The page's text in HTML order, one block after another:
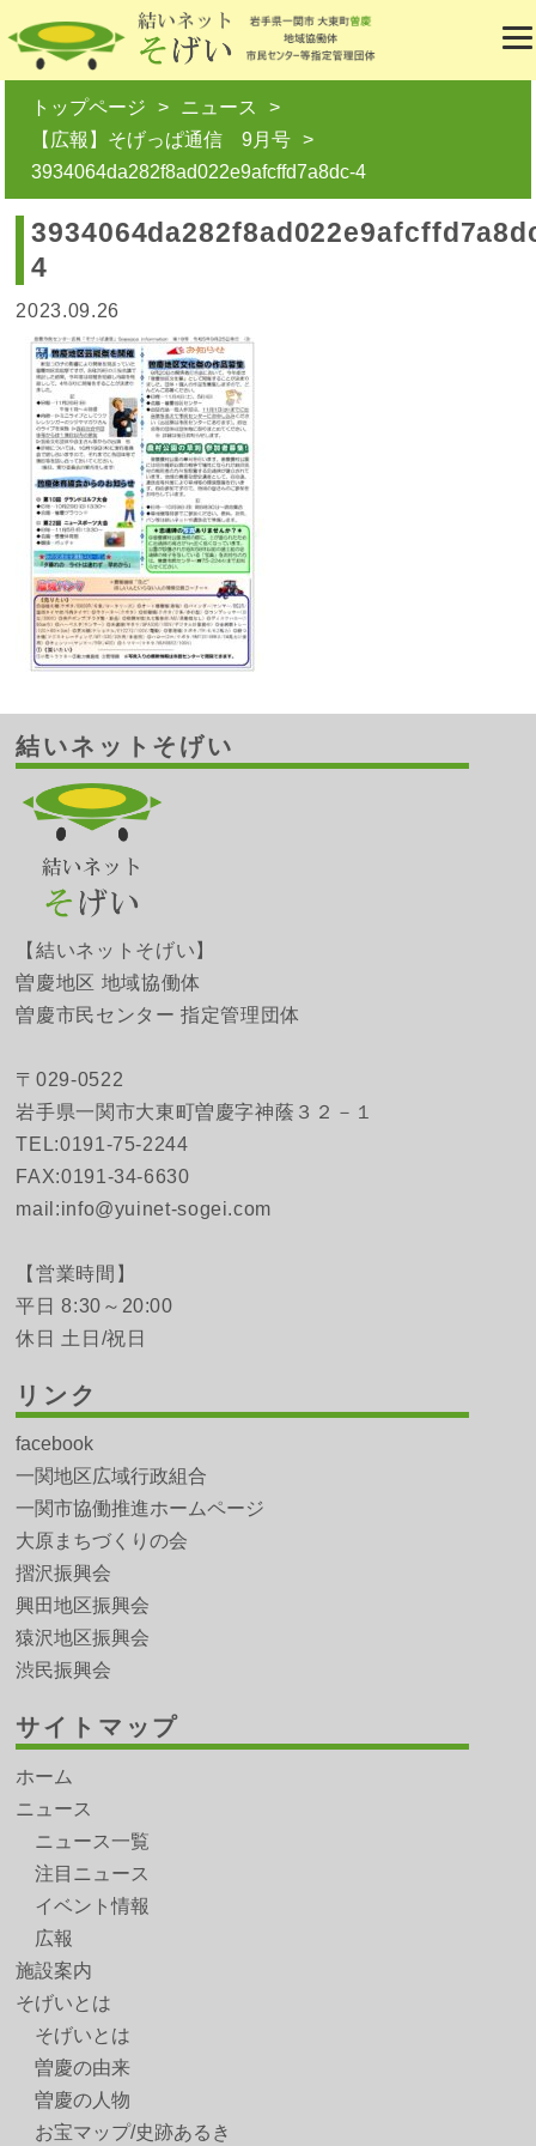
トップページ
ニュース
【広報】そげっぱ通信 9月号
3934064da282f8ad022e9afcffd7a8dc-4
4
2023.09.26
結いネットそげい
【結いネットそげい】
曽慶地区 地域協働体
曽慶市民センター 指定管理団体
〒029-0522
岩手県一関市大東町曽慶字神蔭３２－１
TEL:0191-75-2244
FAX:0191-34-6630
mail:info@yuinet-sogei.com
【営業時間】
平日 8:30～20:00
休日 土日/祝日
リンク
facebook
一関地区広域行政組合
一関市協働推進ホームページ
大原まちづくりの会
摺沢振興会
興田地区振興会
猿沢地区振興会
渋民振興会
サイトマップ
ホーム
ニュース
ニュース一覧
注目ニュース
イベント情報
広報
施設案内
そげいとは
そげいとは
曽慶の由来
曽慶の人物
お宝マップ/史跡あるき